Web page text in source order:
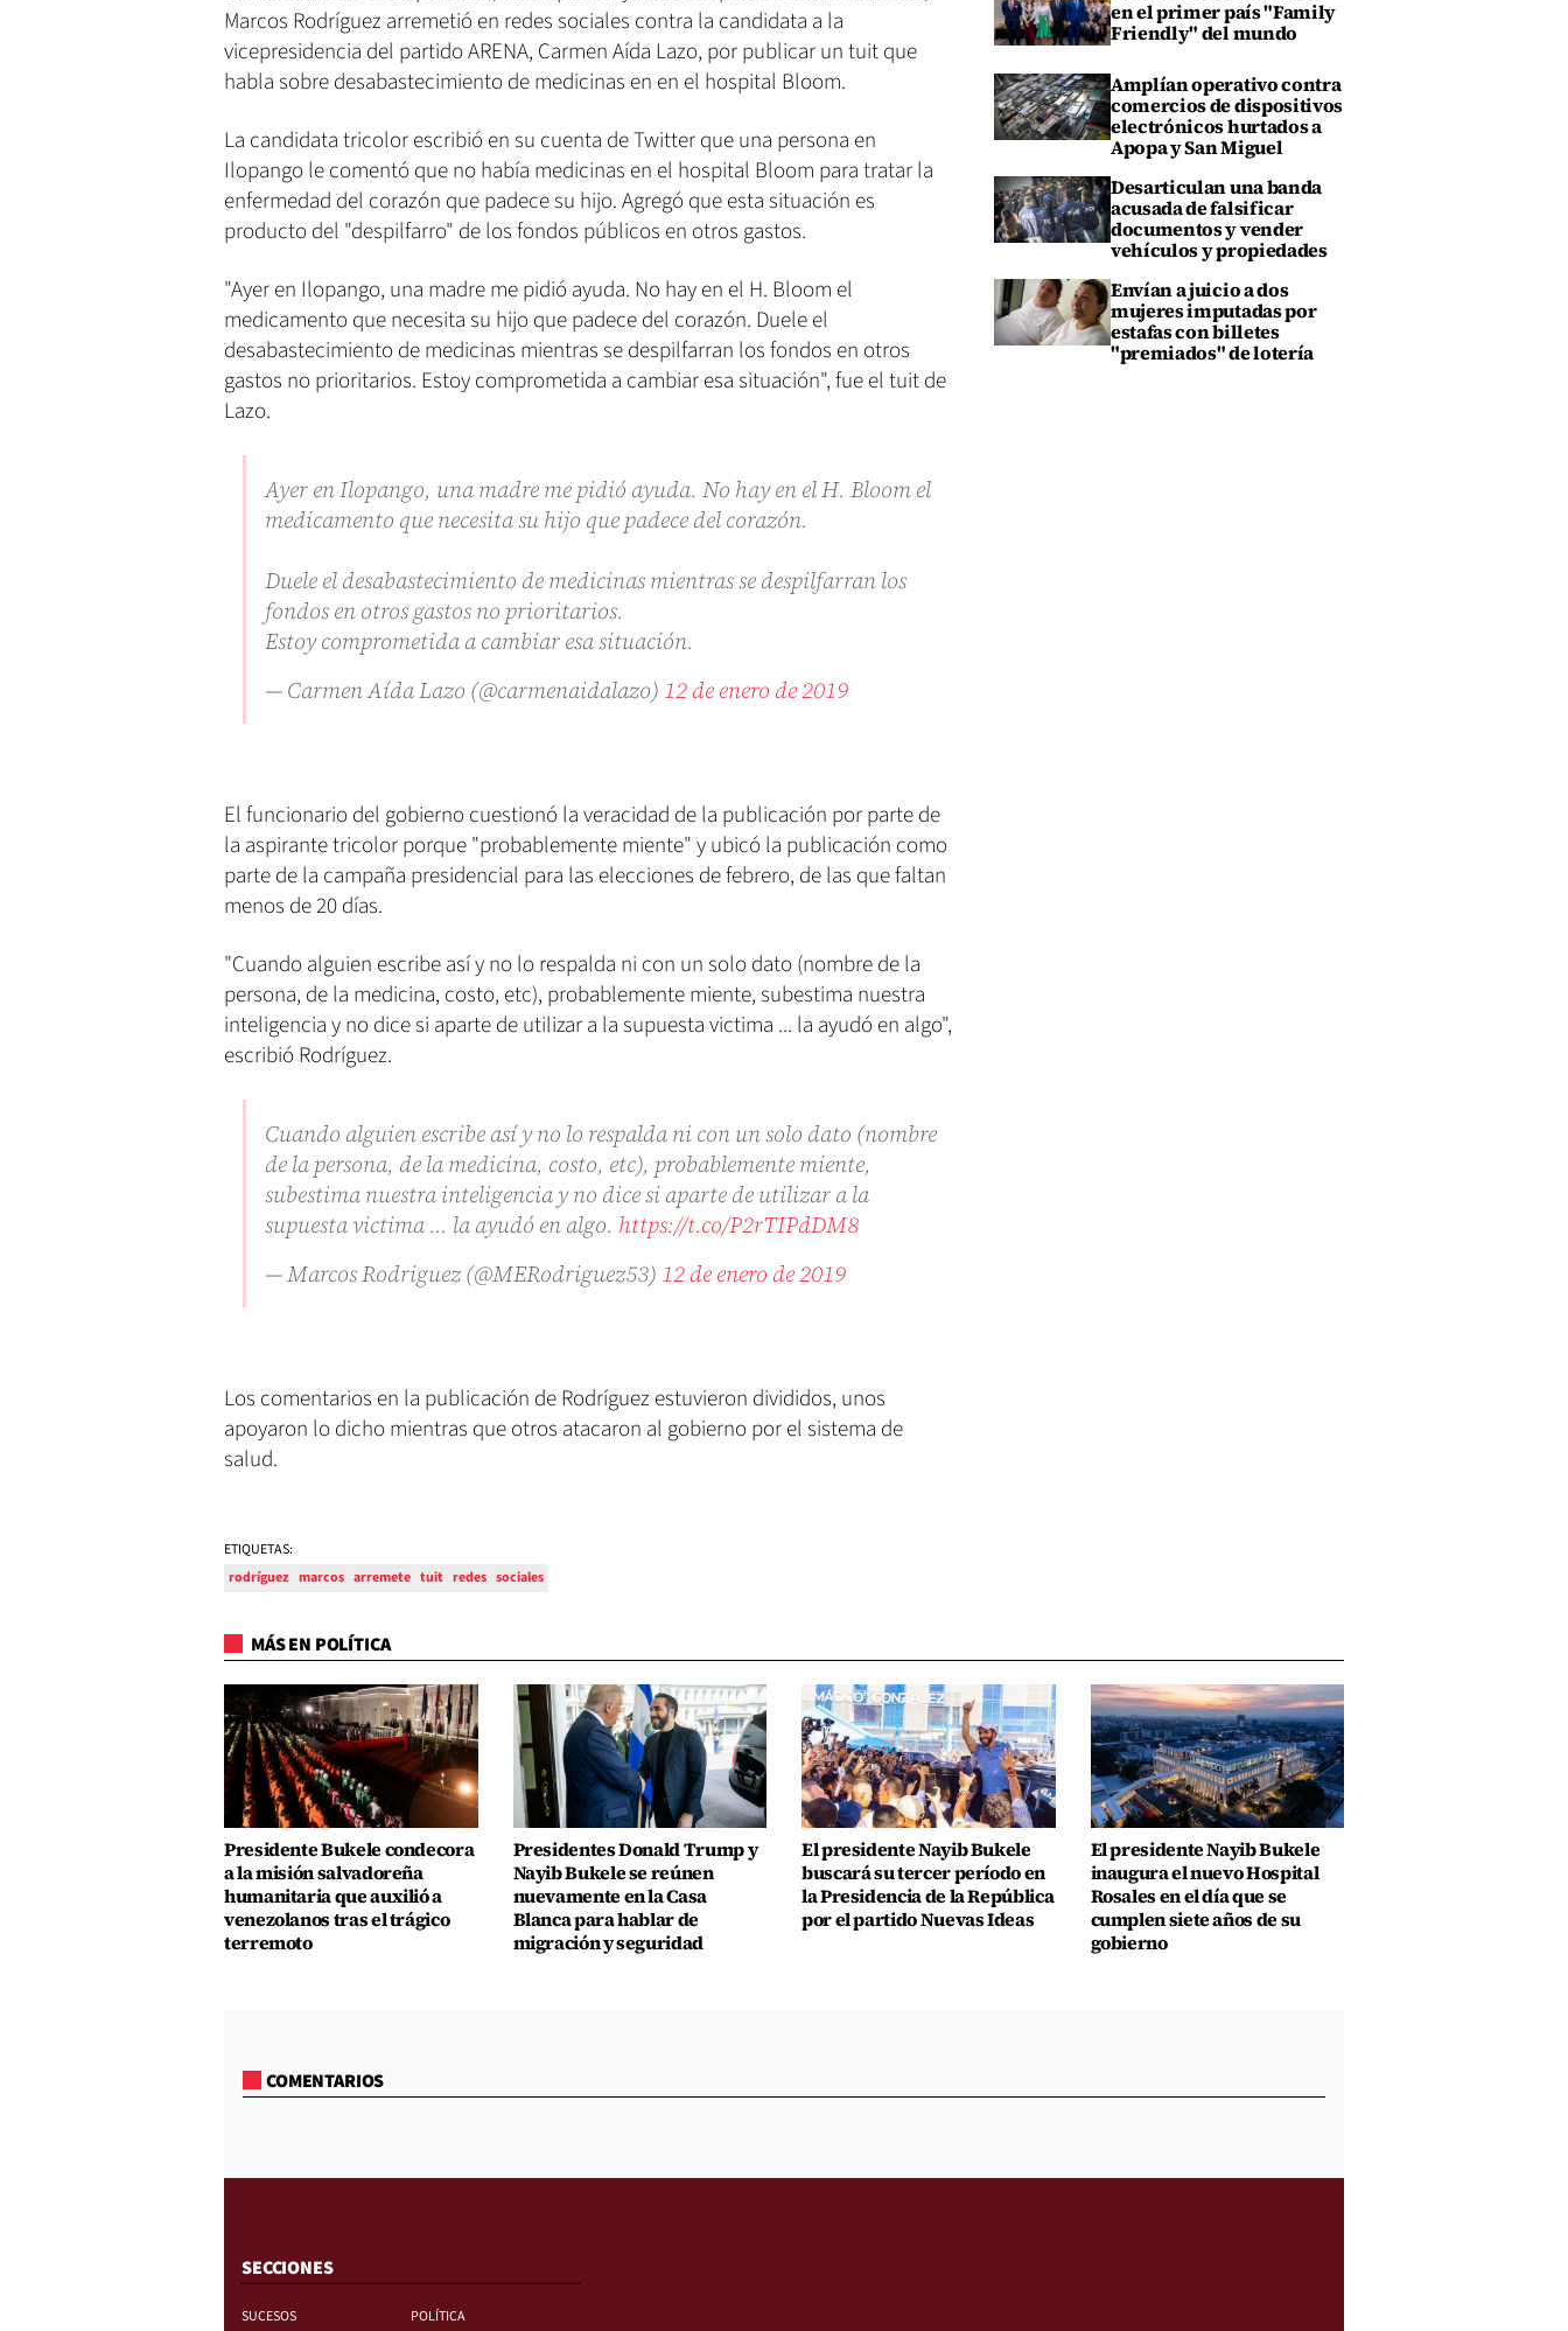
Marcos Rodríguez arremetió en redes sociales contra la candidata a la
vicepresidencia del partido ARENA, Carmen Aída Lazo, por publicar un tuit que
habla sobre desabastecimiento de medicinas en en el hospital Bloom.
La candidata tricolor escribió en su cuenta de Twitter que una persona en
Ilopango le comentó que no había medicinas en el hospital Bloom para tratar la
enfermedad del corazón que padece su hijo. Agregó que esta situación es
producto del "despilfarro" de los fondos públicos en otros gastos.
"Ayer en Ilopango, una madre me pidió ayuda. No hay en el H. Bloom el
medicamento que necesita su hijo que padece del corazón. Duele el
desabastecimiento de medicinas mientras se despilfarran los fondos en otros
gastos no prioritarios. Estoy comprometida a cambiar esa situación", fue el tuit de
Lazo.
Ayer en Ilopango, una madre me pidió ayuda. No hay en el H. Bloom el
medicamento que necesita su hijo que padece del corazón.
Duele el desabastecimiento de medicinas mientras se despilfarran los
fondos en otros gastos no prioritarios.
Estoy comprometida a cambiar esa situación.
— Carmen Aída Lazo (@carmenaidalazo) 12 de enero de 2019
El funcionario del gobierno cuestionó la veracidad de la publicación por parte de
la aspirante tricolor porque "probablemente miente" y ubicó la publicación como
parte de la campaña presidencial para las elecciones de febrero, de las que faltan
menos de 20 días.
"Cuando alguien escribe así y no lo respalda ni con un solo dato (nombre de la
persona, de la medicina, costo, etc), probablemente miente, subestima nuestra
inteligencia y no dice si aparte de utilizar a la supuesta victima ... la ayudó en algo",
escribió Rodríguez.
Cuando alguien escribe así y no lo respalda ni con un solo dato (nombre
de la persona, de la medicina, costo, etc), probablemente miente,
subestima nuestra inteligencia y no dice si aparte de utilizar a la
supuesta victima ... la ayudó en algo. https://t.co/P2rTIPdDM8
— Marcos Rodriguez (@MERodriguez53) 12 de enero de 2019
Los comentarios en la publicación de Rodríguez estuvieron divididos, unos
apoyaron lo dicho mientras que otros atacaron al gobierno por el sistema de
salud.
ETIQUETAS:
rodríguez marcos arremete tuit redes sociales
en el primer país "Family
Friendly" del mundo
Amplían operativo contra
comercios de dispositivos
electrónicos hurtados a
Apopa y San Miguel
Desarticulan una banda
acusada de falsificar
documentos y vender
vehículos y propiedades
Envían a juicio a dos
mujeres imputadas por
estafas con billetes
"premiados" de lotería
MÁS EN POLÍTICA
Presidente Bukele condecora
a la misión salvadoreña
humanitaria que auxilió a
venezolanos tras el trágico
terremoto
Presidentes Donald Trump y
Nayib Bukele se reúnen
nuevamente en la Casa
Blanca para hablar de
migración y seguridad
El presidente Nayib Bukele
buscará su tercer período en
la Presidencia de la República
por el partido Nuevas Ideas
El presidente Nayib Bukele
inaugura el nuevo Hospital
Rosales en el día que se
cumplen siete años de su
gobierno
COMENTARIOS
SECCIONES
SUCESOS POLÍTICA